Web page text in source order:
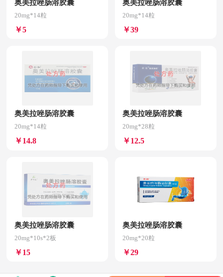
奥美拉唑肠溶胶囊
20mg*14粒
￥5
奥美拉唑肠溶胶囊
20mg*14粒
￥39
奥美拉唑肠溶胶囊
20mg*14粒
￥14.8
奥美拉唑肠溶胶囊
20mg*28粒
￥12.5
奥美拉唑肠溶胶囊
20mg*10s*2板
￥15
奥美拉唑肠溶胶囊
20mg*20粒
￥29